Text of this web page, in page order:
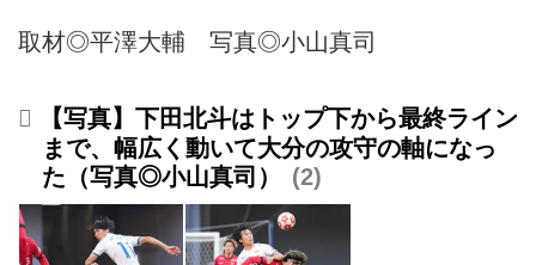
取材◎平澤大輔 写真◎小山真司
【写真】下田北斗はトップ下から最終ライン
まで、幅広く動いて大分の攻守の軸になっ
た（写真◎小山真司）
2